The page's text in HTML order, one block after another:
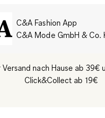
C&A Fashion App
C&A Mode GmbH & Co.
nach Hause ab 39€
Click&Collect ab 19€